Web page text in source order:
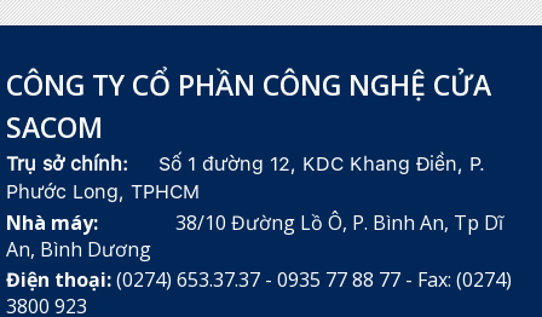
CÔNG TY CỔ PHẦN CÔNG NGHỆ CỬA
SACOM
Trụ sở chính:
Số 1 đường 12, KDC Khang Điền, P.
Phước Long, TPHCM
Nhà máy: 38/10 Đường Lồ Ô, P. Bình An, Tp Dĩ
An, Bình Dương
Điện thoại:(0274) 653.37.37 - 0935 77 88 77 - Fax: (0274)
3800 923